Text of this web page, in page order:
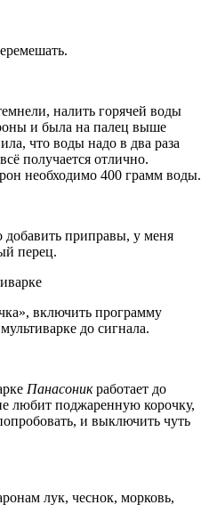
налить горячей воды
и была на палец выше
что воды надо в два раза
получается отлично.
необходимо 400 грамм воды.
приправы, у меня
перец.
включить программу
до сигнала.
Панасоникработает до
любит поджаренную корочку,
и выключить чуть
лук, чеснок, морковь,